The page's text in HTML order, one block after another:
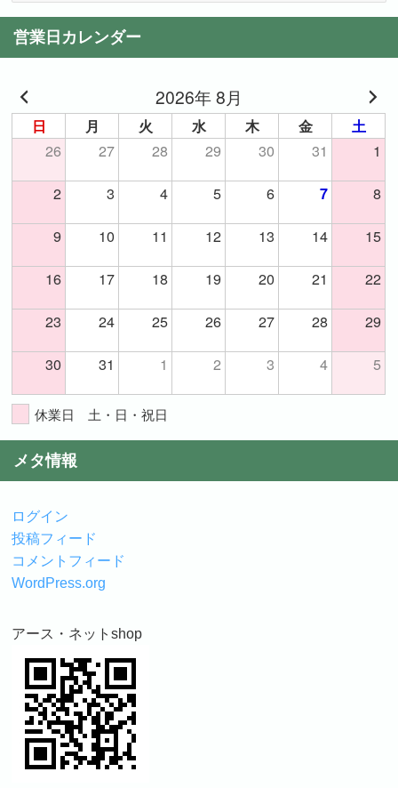
一
覧
営業日カレンダー
2026年 8月
日 月 火 水 木 金 土
26 27 28 29 30 31
1
2
3 4 5 6 7
8
9
10 11 12 13 14
15
16
17 18 19 20 21
22
23
24 25 26 27 28
29
30
31 1 2 3 4 5
休業日 土・日・祝日
メタ情報
ログイン
投稿フィード
コメントフィード
WordPress.org
アース・ネットshop